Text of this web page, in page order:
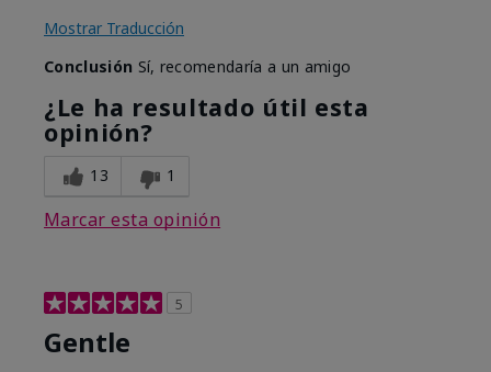
Mostrar Traducción
Conclusión Sí, recomendaría a un amigo
¿Le ha resultado útil esta
opinión?
13 1
Marcar esta opinión
5
Gentle